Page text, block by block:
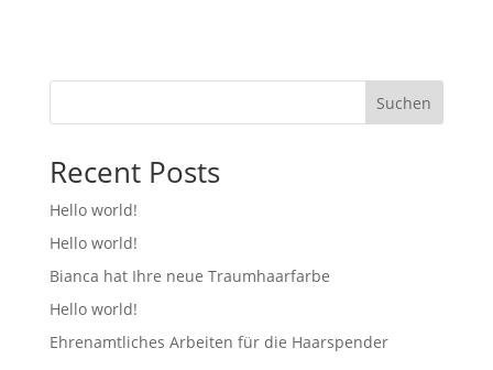
Suchen
Recent Posts
Hello world!
Hello world!
Bianca hat Ihre neue Traumhaarfarbe
Hello world!
Ehrenamtliches Arbeiten für die Haarspender